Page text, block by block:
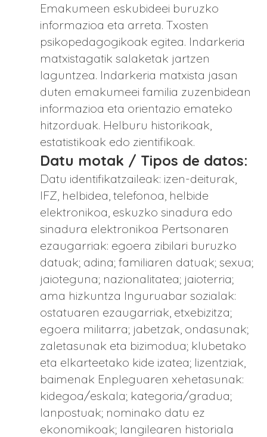
Emakumeen eskubideei buruzko
informazioa eta arreta. Txosten
psikopedagogikoak egitea. Indarkeria
matxistagatik salaketak jartzen
laguntzea. Indarkeria matxista jasan
duten emakumeei familia zuzenbidean
informazioa eta orientazio emateko
hitzorduak. Helburu historikoak,
estatistikoak edo zientifikoak.
Datu motak / Tipos de datos:
Datu identifikatzaileak: izen-deiturak,
IFZ, helbidea, telefonoa, helbide
elektronikoa, eskuzko sinadura edo
sinadura elektronikoa Pertsonaren
ezaugarriak: egoera zibilari buruzko
datuak; adina; familiaren datuak; sexua;
jaioteguna; nazionalitatea; jaioterria;
ama hizkuntza Inguruabar sozialak:
ostatuaren ezaugarriak, etxebizitza;
egoera militarra; jabetzak, ondasunak;
zaletasunak eta bizimodua; klubetako
eta elkarteetako kide izatea; lizentziak,
baimenak Enpleguaren xehetasunak:
kidegoa/eskala; kategoria/gradua;
lanpostuak; nominako datu ez
ekonomikoak; langilearen historiala